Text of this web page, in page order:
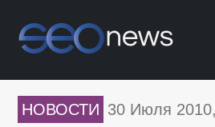
НОВОСТИ 30 Июля 2010,